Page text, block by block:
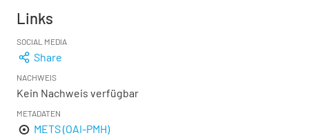
Links
SOCIAL MEDIA
Share
NACHWEIS
Kein Nachweis verfügbar
METADATEN
METS (OAI-PMH)